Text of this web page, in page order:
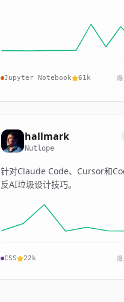
Jupyter Notebook 61k 爆
hallmark
Nutlope
针对Claude Code、Cursor和
反AI垃圾设计技巧。
CSS 22k 爆